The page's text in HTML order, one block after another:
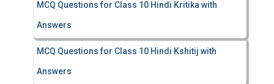
MCQ Questions for Class 10 Hindi Kritika with
Answers
MCQ Questions for Class 10 Hindi Kshitij with
Answers